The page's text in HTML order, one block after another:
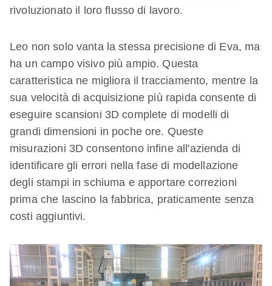
rivoluzionato il loro flusso di lavoro.
Leo non solo vanta la stessa precisione di Eva, ma
ha un campo visivo più ampio. Questa
caratteristica ne migliora il tracciamento, mentre la
sua velocità di acquisizione più rapida consente di
eseguire scansioni 3D complete di modelli di
grandi dimensioni in poche ore. Queste
misurazioni 3D consentono infine all'azienda di
identificare gli errori nella fase di modellazione
degli stampi in schiuma e apportare correzioni
prima che lascino la fabbrica, praticamente senza
costi aggiuntivi.